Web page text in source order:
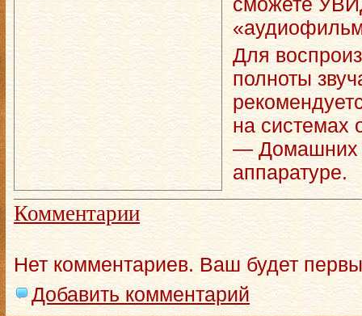
Для
полноты
на системах
— Домашних
аппаратуре.
Комментарии
Нет комментариев. Ваш будет
Добавить комментарий